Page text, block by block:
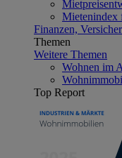
Mietenindex
Finanzen,
Themen
Weitere Themen
Wohnen im
Top Report